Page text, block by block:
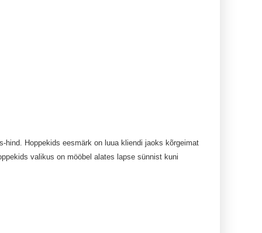
Hoppekids eesmärk on luua kliendi jaoks kõrgeimat
valikus on mööbel alates lapse sünnist kuni